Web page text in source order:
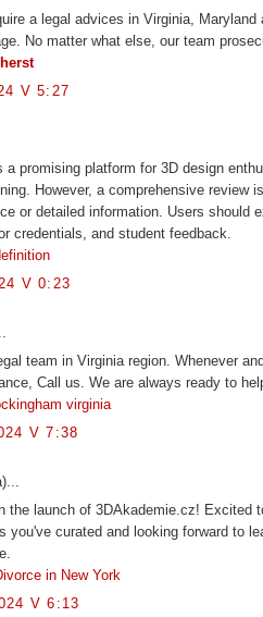
a legal advices in Virginia, Maryland
No matter what else, our team
V 5:27
a promising platform for 3D design
However, a comprehensive review
or detailed information. Users should
credentials, and student feedback.
V 0:23
team in Virginia region. Whenever
Call us. We are always ready to
virginia
V 7:38
the launch of 3DAkademie.cz! Excited
you've curated and looking forward to
in New York
V 6:13